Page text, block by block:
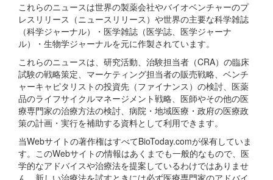
これらのニュースは世界の製薬会社やバイオベンチャーのプ
レスリリース（ニュースリリース）や世界の主要な科学雑誌
（科学ジャーナル）・医学雑誌（医学誌、医学ジャーナ
ル）・生物学ジャーナルを元に作製されています。
これらのニュースは、研究活動、治験担当者（CRA）の臨床
試験の戦略策定、マーケティング担当者の販売戦略、ベンチ
ャーキャピタリストの投資先（ファイナンス）の検討、医薬
品のライフサイクルマネージメント戦略、医師やその他の医
療専門家の治療方法の検討、病院・地域医療・政府の医療政
策の計画・実行を補助する資料として利用できます。
当Webサイトの著作権はすべてBioToday.comが保有していま
す。このWebサイトの情報はあくまでも一般的なもので、医
学的なアドバイスや治療法を提案しているわけではありませ